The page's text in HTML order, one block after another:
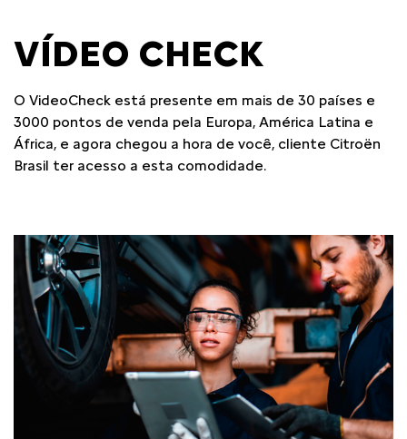
VÍDEO CHECK
O VideoCheck está presente em mais de 30 países e
3000 pontos de venda pela Europa, América Latina e
África, e agora chegou a hora de você, cliente Citroën
Brasil ter acesso a esta comodidade.